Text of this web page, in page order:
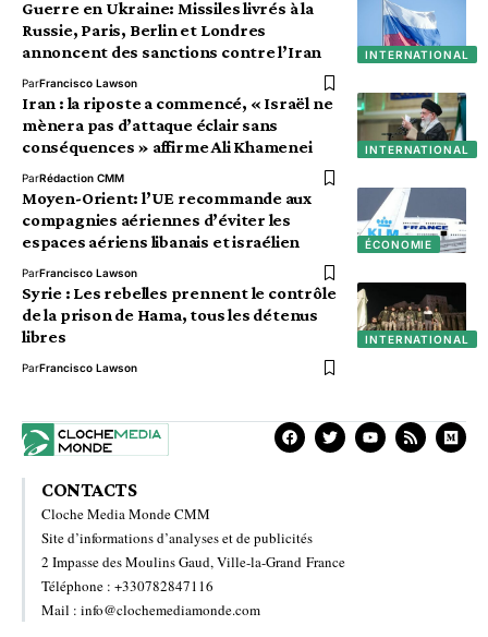
INTERNATIONAL
Guerre en Ukraine: Missiles livrés à la
Russie, Paris, Berlin et Londres
annoncent des sanctions contre l’Iran
ParFrancisco Lawson
INTERNATIONAL
Iran : la riposte a commencé, « Israël ne
mènera pas d’attaque éclair sans
conséquences » affirme Ali Khamenei
ParRédaction CMM
ÉCONOMIE
Moyen-Orient: l’UE recommande aux
compagnies aériennes d’éviter les
espaces aériens libanais et israélien
ParFrancisco Lawson
INTERNATIONAL
Syrie : Les rebelles prennent le contrôle
de la prison de Hama, tous les détenus
libres
ParFrancisco Lawson
CONTACTS
Cloche Media Monde CMM
Site d’informations d’analyses et de publicités
2 Impasse des Moulins Gaud, Ville-la-Grand France
Téléphone : +330782847116
Mail : info@clochemediamonde.com